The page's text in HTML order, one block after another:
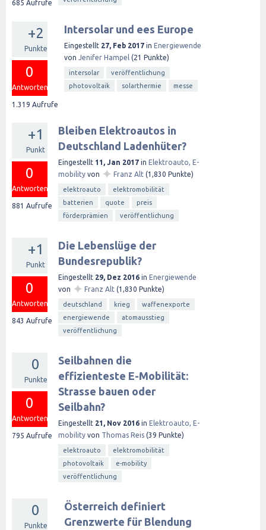
685 Aufrufe
+2
Punkte
0
Antworten
1.319 Aufrufe
Intersolar und ees Europe
Eingestellt 27, Feb 2017 in Energiewende
von Jenifer Hampel (21 Punkte)
intersolar
veröffentlichung
photovoltaik
solarthermie messe
+1
Punkt
0
Antworten
881 Aufrufe
Bleiben Elektroautos in
Deutschland Ladenhüter?
Eingestellt 11, Jan 2017 in Elektroauto, E-
mobility von ✦ Franz Alt (1,830 Punkte)
elektroauto
elektromobilität
batterien
quote
preis
förderprämien
veröffentlichung
+1
Punkt
0
Antworten
843 Aufrufe
Die Lebenslüge der
Bundesrepublik?
Eingestellt 29, Dez 2016 in Energiewende
von ✦ Franz Alt (1,830 Punkte)
deutschland krieg
waffenexporte
energiewende
atomausstieg
veröffentlichung
0
Punkte
0
Antworten
795 Aufrufe
Seilbahnen die
effizienteste E-Mobilität:
Strasse bauen oder
Seilbahn?
Eingestellt 21, Nov 2016 in Elektroauto, E-
mobility von Thomas Reis (39 Punkte)
elektroauto
elektromobilität
photovoltaik
e-mobility
veröffentlichung
0
Punkte
Österreich definiert
Grenzwerte für Blendung